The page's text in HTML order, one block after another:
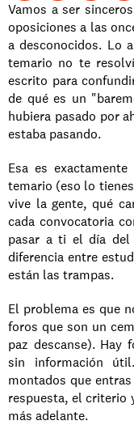
Vamos a ser
oposiciones a las
a desconocidos. Lo
temario no te
escrito para
de qué es un
hubiera pasado por
estaba pasando.
Esa es
temario (eso lo
vive la gente, qué
cada convocatoria
pasar a ti el día del
diferencia entre
están las trampas.
El problema es que
foros que son un
paz descanse). Hay
sin información
montados que
respuesta, el criterio
más adelante.